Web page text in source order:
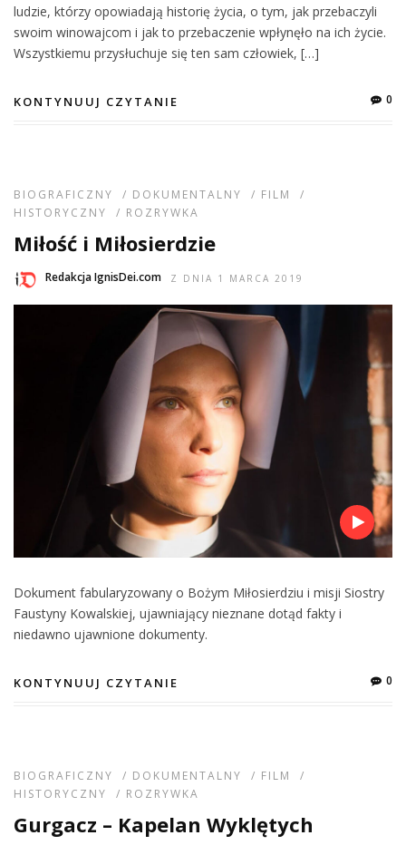
ludzie, którzy opowiadają historię życia, o tym, jak przebaczyli
swoim winowajcom i jak to przebaczenie wpłynęło na ich życie.
Wszystkiemu przysłuchuje się ten sam człowiek, […]
KONTYNUUJ CZYTANIE 0
BIOGRAFICZNY / DOKUMENTALNY / FILM
/
HISTORYCZNY
/ ROZRYWKA
Miłość i Miłosierdzie
Redakcja IgnisDei.com Z DNIA 1 MARCA 2019
Dokument fabularyzowany o Bożym Miłosierdziu i misji Siostry
Faustyny Kowalskiej, ujawniający nieznane dotąd fakty i
niedawno ujawnione dokumenty.
KONTYNUUJ CZYTANIE 0
BIOGRAFICZNY / DOKUMENTALNY / FILM
/
HISTORYCZNY
/ ROZRYWKA
Gurgacz – Kapelan Wyklętych